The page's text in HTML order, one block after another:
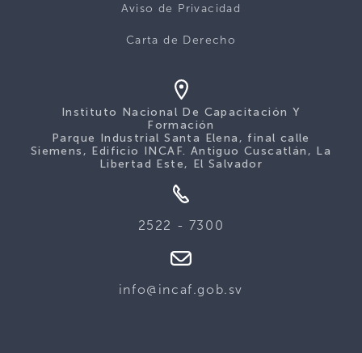
Aviso de Privacidad
Carta de Derecho
Instituto Nacional De Capacitación Y
Formación
Parque Industrial Santa Elena, final calle
Siemens, Edificio INCAF. Antiguo Cuscatlán, La
Libertad Este, El Salvador
2522 - 7300
info@incaf.gob.sv